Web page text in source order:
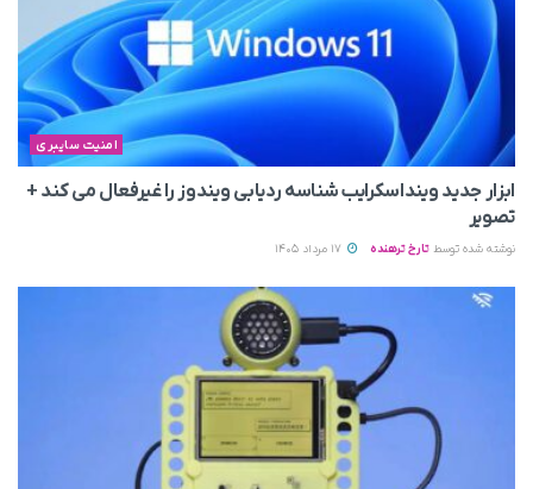
امنیت سایبری
ابزار جدید وینداسکرایب شناسه ردیابی ویندوز را غیرفعال می‌ کند +
تصویر
نوشته شده توسط تارخ ترهنده